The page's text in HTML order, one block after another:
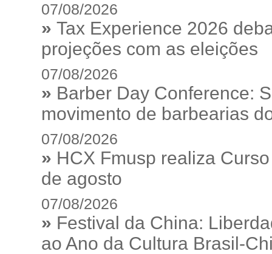
07/08/2026
» Tax Experience 2026
projeções com as eleições
07/08/2026
» Barber Day Conference:
movimento de barbearias
07/08/2026
» HCX Fmusp realiza
de agosto
07/08/2026
» Festival da China:
ao Ano da Cultura Brasil-